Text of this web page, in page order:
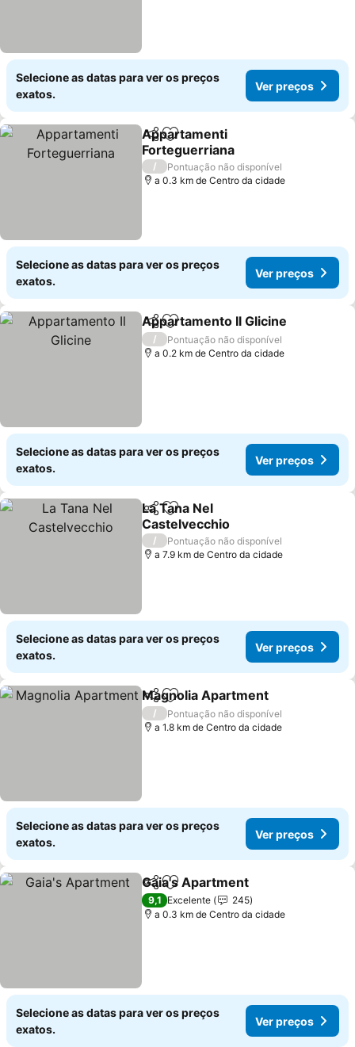
Selecione as datas para ver os preços
exatos.
Ver preços
PartilharAdicionar aos favoritos
Appartamenti
Forteguerriana
Ver preços
/
Pontuação não disponível
a 0.3 km de Centro da cidade
Selecione as datas para ver os preços
exatos.
Ver preços
PartilharAdicionar aos favoritos
Appartamento Il Glicine
/
Pontuação não disponível
a 0.2 km de Centro da cidade
Selecione as datas para ver os preços
exatos.
Ver preços
PartilharAdicionar aos favoritos
La Tana Nel
Castelvecchio
Ver preços
/
Pontuação não disponível
a 7.9 km de Centro da cidade
Selecione as datas para ver os preços
exatos.
Ver preços
PartilharAdicionar aos favoritos
Magnolia Apartment
/
Pontuação não disponível
a 1.8 km de Centro da cidade
Selecione as datas para ver os preços
exatos.
Ver preços
PartilharAdicionar aos favoritos
Gaia's Apartment
9,1 Excelente
245
a 0.3 km de Centro da cidade
Selecione as datas para ver os preços
exatos.
Ver preços